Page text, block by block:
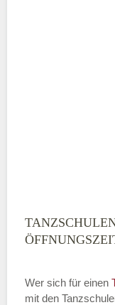
Wer sich für einen
mit den